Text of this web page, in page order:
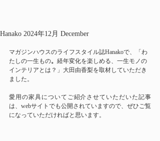
Hanako 2024年12月 December
マガジンハウスのライフスタイル誌Hanakoで、「わ
たしの一生もの。 経年変化を楽しめる、一生モノの
インテリアとは？」大田由香梨を取材していただき
ました。
愛用の家具についてご紹介させていただいた記事
は、webサイトでも公開されていますので、ぜひご覧
になっていただければと思います。